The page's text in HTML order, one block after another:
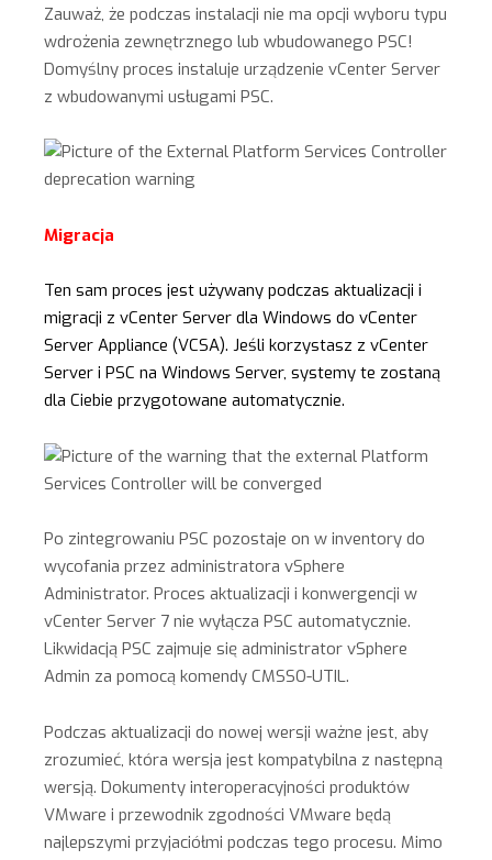
Zauważ, że podczas instalacji nie ma opcji wyboru typu
wdrożenia zewnętrznego lub wbudowanego PSC!
Domyślny proces instaluje urządzenie vCenter Server
z wbudowanymi usługami PSC.
Migracja
Ten sam proces jest używany podczas aktualizacji i
migracji z vCenter Server dla Windows do vCenter
Server Appliance (VCSA). Jeśli korzystasz z vCenter
Server i PSC na Windows Server, systemy te zostaną
dla Ciebie przygotowane automatycznie.
Po zintegrowaniu PSC pozostaje on w inventory do
wycofania przez administratora vSphere
Administrator. Proces aktualizacji i konwergencji w
vCenter Server 7 nie wyłącza PSC automatycznie.
Likwidacją PSC zajmuje się administrator vSphere
Admin za pomocą komendy CMSSO-UTIL.
Podczas aktualizacji do nowej wersji ważne jest, aby
zrozumieć, która wersja jest kompatybilna z następną
wersją. Dokumenty interoperacyjności produktów
VMware i przewodnik zgodności VMware będą
najlepszymi przyjaciółmi podczas tego procesu. Mimo